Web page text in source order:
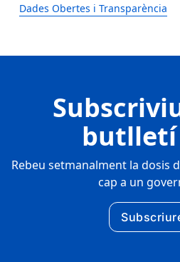
Dades Obertes i Transparència
butlletí
Rebeu setmanalment la dosis
cap a un